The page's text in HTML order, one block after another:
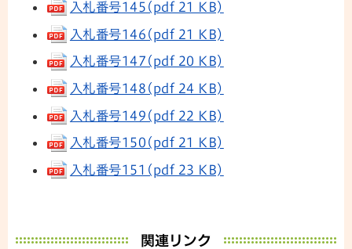
入札番号145(pdf 21 KB)
入札番号146(pdf 21 KB)
入札番号147(pdf 20 KB)
入札番号148(pdf 24 KB)
入札番号149(pdf 22 KB)
入札番号150(pdf 21 KB)
入札番号151(pdf 23 KB)
関連リンク